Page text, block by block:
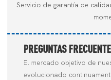
Servicio de garantía de
PREGUNTAS
El mercado objetivo de
evolucionado